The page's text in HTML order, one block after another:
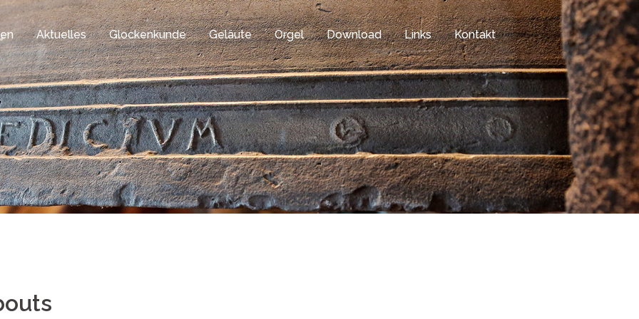
Aktuelles Glockenkunde Geläute Orgel Download Links Kontakt